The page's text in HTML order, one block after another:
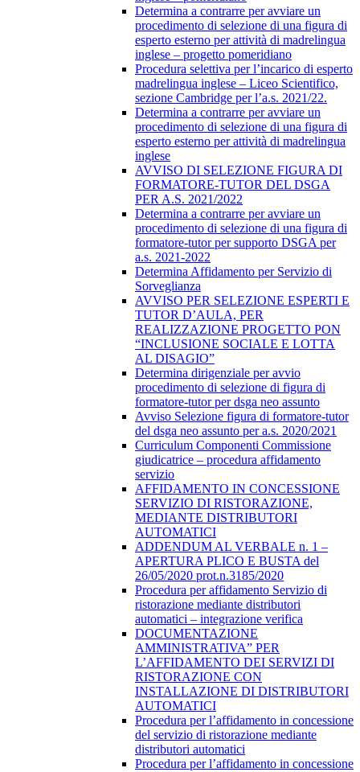
Determina a contrarre per avviare un
procedimento di selezione di una figura di
esperto esterno per attività di madrelingua
inglese – progetto pomeridiano
Procedura selettiva per l’incarico di esperto
madrelingua inglese – Liceo Scientifico,
sezione Cambridge per l’a.s. 2021/22.
Determina a contrarre per avviare un
procedimento di selezione di una figura di
esperto esterno per attività di madrelingua
inglese
AVVISO DI SELEZIONE FIGURA DI
FORMATORE-TUTOR DEL DSGA
PER A.S. 2021/2022
Determina a contrarre per avviare un
procedimento di selezione di una figura di
formatore-tutor per supporto DSGA per
a.s. 2021-2022
Determina Affidamento per Servizio di
Sorveglianza
AVVISO PER SELEZIONE ESPERTI E
TUTOR D’AULA, PER
REALIZZAZIONE PROGETTO PON
“INCLUSIONE SOCIALE E LOTTA
AL DISAGIO”
Determina dirigenziale per avvio
procedimento di selezione di figura di
formatore-tutor per dsga neo assunto
Avviso Selezione figura di formatore-tutor
del dsga neo assunto per a.s. 2020/2021
Curriculum Componenti Commissione
giudicatrice – procedura affidamento
servizio
AFFIDAMENTO IN CONCESSIONE
SERVIZIO DI RISTORAZIONE,
MEDIANTE DISTRIBUTORI
AUTOMATICI
ADDENDUM AL VERBALE n. 1 –
APERTURA PLICO E BUSTA del
26/05/2020 prot.n.3185/2020
Procedura per affidamento Servizio di
ristorazione mediante distributori
automatici – integrazione verifica
DOCUMENTAZIONE
AMMINISTRATIVA” PER
L’AFFIDAMENTO DEI SERVIZI DI
RISTORAZIONE CON
INSTALLAZIONE DI DISTRIBUTORI
AUTOMATICI
Procedura per l’affidamento in concessione
del servizio di ristorazione mediante
distributori automatici
Procedura per l’affidamento in concessione